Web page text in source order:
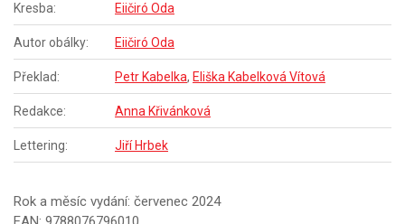
Kresba: Eiičiró Oda
Autor obálky: Eiičiró Oda
Překlad: Petr Kabelka, Eliška Kabelková Vítová
Redakce: Anna Křivánková
Lettering: Jiří Hrbek
Rok a měsíc vydání: červenec 2024